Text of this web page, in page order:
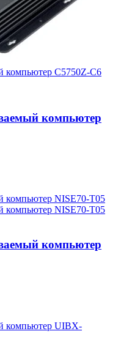
компьютер
компьютер